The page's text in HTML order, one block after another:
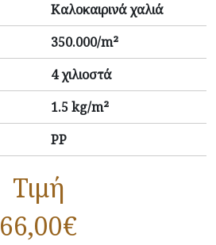
Καλοκαιρινά χαλιά
350.000/m²
4 χιλιοστά
1.5 kg/m²
PP
Τιμή
66,00€